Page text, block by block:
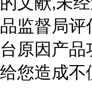
品监督局评
台原因产品
给您造成不